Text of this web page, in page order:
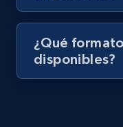
991+
Lazada -
¿Qué
disponibles?